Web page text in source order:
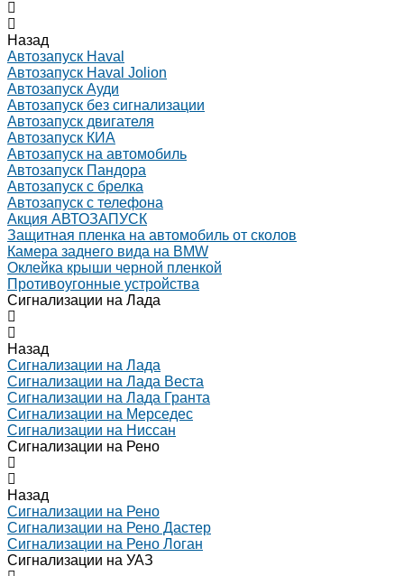
Назад
Автозапуск Haval
Автозапуск Haval Jolion
Автозапуск Ауди
Автозапуск без сигнализации
Автозапуск двигателя
Автозапуск КИА
Автозапуск на автомобиль
Автозапуск Пандора
Автозапуск с брелка
Автозапуск с телефона
Акция АВТОЗАПУСК
Защитная пленка на автомобиль от сколов
Камера заднего вида на BMW
Оклейка крыши черной пленкой
Противоугонные устройства
Сигнализации на Лада
Назад
Сигнализации на Лада
Сигнализации на Лада Веста
Сигнализации на Лада Гранта
Сигнализации на Мерседес
Сигнализации на Ниссан
Сигнализации на Рено
Назад
Сигнализации на Рено
Сигнализации на Рено Дастер
Сигнализации на Рено Логан
Сигнализации на УАЗ